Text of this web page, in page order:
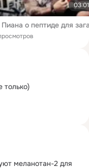
03:01
только)
меланотан-2 для